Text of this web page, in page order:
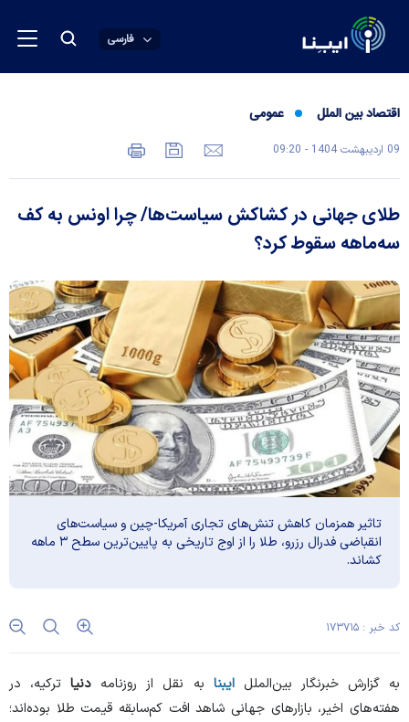
فارسی
اقتصاد بین الملل عمومی
09 ارديبهشت 1404 - 09:20
طلای جهانی در کشاکش سیاست‌ها/ چرا اونس به کف
سه‌ماهه سقوط کرد؟
تاثیر همزمان کاهش تنش‌های تجاری آمریکا-چین و سیاست‌های
انقباضی فدرال رزرو، طلا را از اوج تاریخی به پایین‌ترین سطح ۳ ماهه
کشاند.
کد خبر : ۱۷۳۷۱۵
به گزارش خبرنگار بین‌المللایبنا به نقل از روزنامه دنیا ترکیه، در
هفته‌های اخیر، بازار‌های جهانی شاهد افت کم‌سابقه قیمت طلا بوده‌اند؛